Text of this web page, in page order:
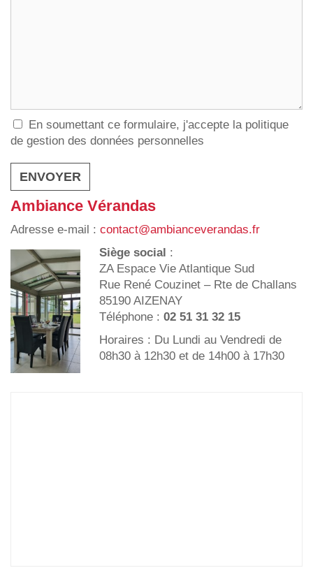
En soumettant ce formulaire, j'accepte la politique
de gestion des données personnelles
Ambiance Vérandas
Adresse e-mail : contact@ambianceverandas.fr
Siège social :
ZA Espace Vie Atlantique Sud
Rue René Couzinet – Rte de Challans
85190 AIZENAY
Téléphone : 02 51 31 32 15
Horaires : Du Lundi au Vendredi de
08h30 à 12h30 et de 14h00 à 17h30